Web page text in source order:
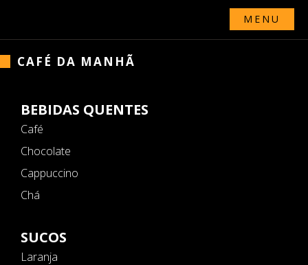
MENU
CAFÉ DA MANHÃ
BEBIDAS QUENTES
Café
Chocolate
Cappuccino
Chá
SUCOS
Laranja